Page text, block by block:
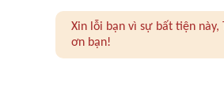
Xin lỗi bạn vì sự bất tiện
ơn bạn!